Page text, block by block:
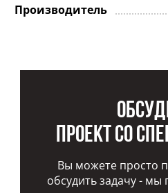
Производитель
проект со
Вы можете просто
обсудить задачу -